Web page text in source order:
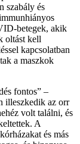
szabály és
betegek, akik
oltást kell
kapcsolatban
a maszkok
fontos” –
illeszkedik az orr
volt találni, és
A
és más